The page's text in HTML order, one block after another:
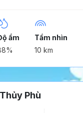
ẩm
Tầm nhìn
10 km
Phù